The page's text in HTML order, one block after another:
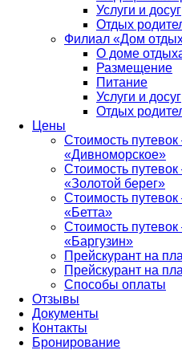
Услуги и досуг
Отдых
Филиал «Дом
О доме
Размещение
Питание
Услуги и досуг
Отдых
Цены
Стоимость
«Дивноморское»
Стоимость
«Золотой берег»
Стоимость
«Бетта»
Стоимость
«Баргузин»
Прейскурант на
Прейскурант на
Способы оплаты
Отзывы
Документы
Контакты
Бронирование